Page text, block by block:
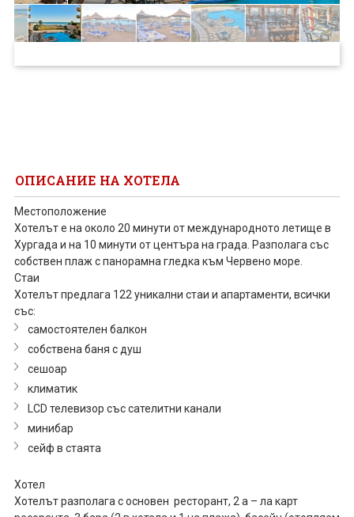
ПРОЕКТ
ОПИСАНИЕ НА ХОТЕЛА
Местоположение
Хотелът е на около 20 минути от международното летище в
Хургада и на 10 минути от центъра на града. Разполага със
собствен плаж с панорамна гледка към Червено море.
Стаи
Хотелът предлага 122 уникални стаи и апартаменти, всички
със:
самостоятелен балкон
собствена баня с душ
сешоар
климатик
LCD телевизор със сателитни канали
минибар
сейф в стаята
Хотел
Хотелът разполага с основен ресторант, 2 а – ла карт